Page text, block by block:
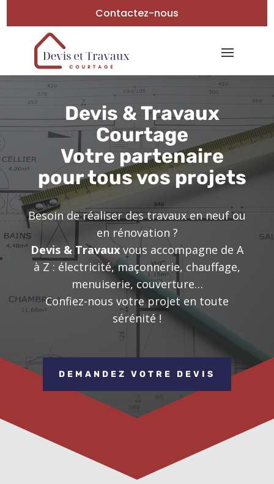
Contactez-nous
Devis & Travaux
Courtage
Votre partenaire
pour tous vos projets
Besoin de réaliser des travaux en neuf ou
en rénovation ?
Devis & Travaux vous accompagne de A
à Z : électricité, maçonnerie, chauffage,
menuiserie, couverture…
Confiez-nous votre projet en toute
sérénité !
DEMANDEZ VOTRE DEVIS